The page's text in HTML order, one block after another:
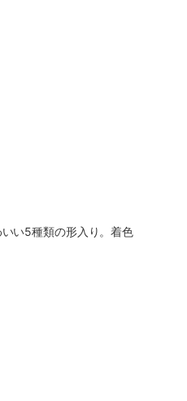
い5種類の形入り。着色